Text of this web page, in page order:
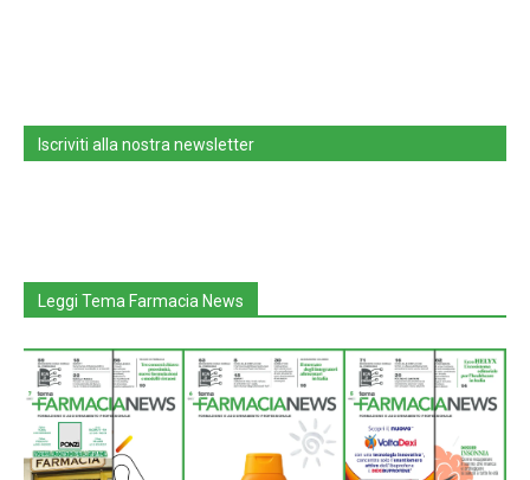
Iscriviti alla nostra newsletter
Leggi Tema Farmacia News